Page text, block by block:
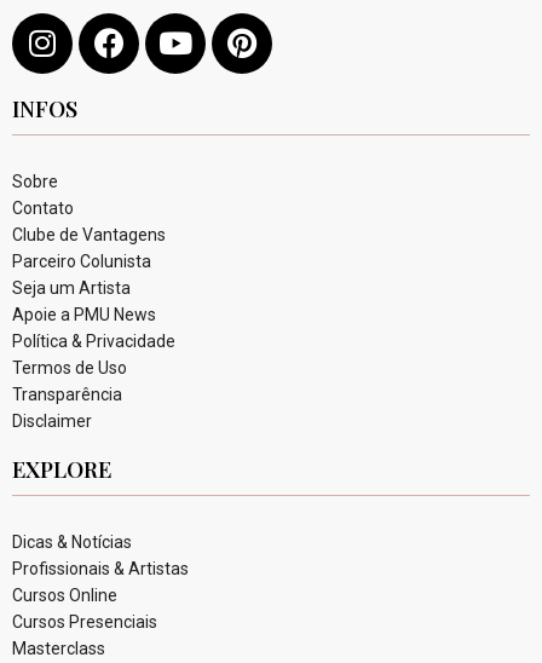
INFOS
Sobre
Contato
Clube de Vantagens
Parceiro Colunista
Seja um Artista
Apoie a PMU News
Política & Privacidade
Termos de Uso
Transparência
Disclaimer
EXPLORE
Dicas & Notícias
Profissionais & Artistas
Cursos Online
Cursos Presenciais
Masterclass